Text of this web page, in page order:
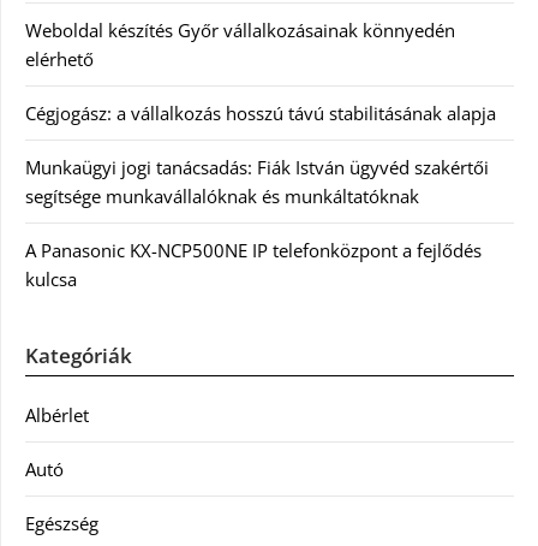
Weboldal készítés Győr vállalkozásainak könnyedén
elérhető
Cégjogász: a vállalkozás hosszú távú stabilitásának alapja
Munkaügyi jogi tanácsadás: Fiák István ügyvéd szakértői
segítsége munkavállalóknak és munkáltatóknak
A Panasonic KX-NCP500NE IP telefonközpont a fejlődés
kulcsa
Kategóriák
Albérlet
Autó
Egészség